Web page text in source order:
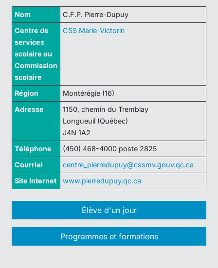
Nom
C.F.P. Pierre-Dupuy
Centre de
services
scolaire ou
Commission
scolaire
CSS Marie-Victorin
Région
Montérégie (16)
Adresse
1150, chemin du Tremblay
Longueuil (Québec)
J4N 1A2
Téléphone
(450) 468-4000 poste 2825
Courriel
centre_pierredupuy@cssmv.gouv.qc.ca
Site Internet
www.pierredupuy.qc.ca
Élève d'un jour
Programmes et formations